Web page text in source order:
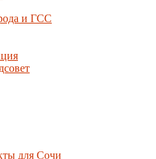
и ГСС
для Сочи